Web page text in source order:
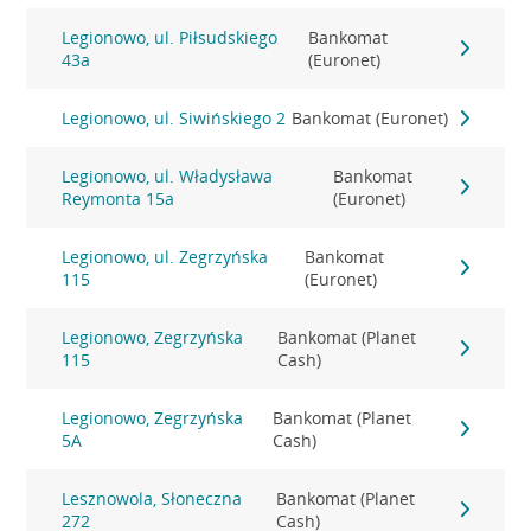
Legionowo, ul. Piłsudskiego
43a
Bankomat
(Euronet)
Legionowo, ul. Siwińskiego 2 Bankomat (Euronet)
Legionowo, ul. Władysława
Reymonta 15a
Bankomat
(Euronet)
Legionowo, ul. Zegrzyńska
115
Bankomat
(Euronet)
Legionowo, Zegrzyńska
115
Bankomat (Planet
Cash)
Legionowo, Zegrzyńska
5A
Bankomat (Planet
Cash)
Lesznowola, Słoneczna
272
Bankomat (Planet
Cash)